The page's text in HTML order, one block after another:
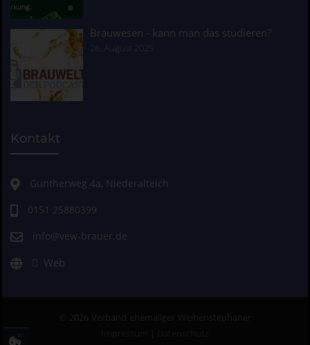
Brauwesen - kann man das studieren?
28. August 2025
Kontakt
Guntherweg 4a, Niederalteich
0151 25880399
info@vew-brauer.de
Web